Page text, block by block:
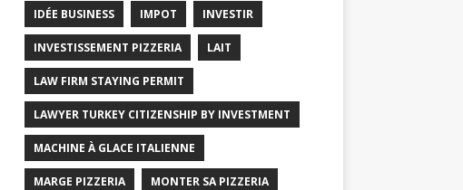
IDÉE BUSINESS IMPOT INVESTIR
INVESTISSEMENT PIZZERIA LAIT
LAW FIRM STAYING PERMIT
LAWYER TURKEY CITIZENSHIP BY INVESTMENT
MACHINE À GLACE ITALIENNE
MARGE PIZZERIA MONTER SA PIZZERIA